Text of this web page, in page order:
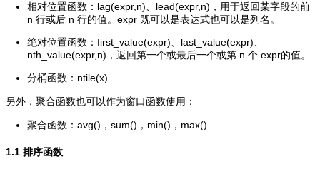
相对位置函数：lag(expr,n)、lead(expr,n)，用于返回某字段的前
n 行或后 n 行的值。expr 既可以是表达式也可以是列名。
绝对位置函数：first_value(expr)、last_value(expr)、
nth_value(expr,n)，返回第一个或最后一个或第 n 个 expr的值。
分桶函数：ntile(x)
另外，聚合函数也可以作为窗口函数使用：
聚合函数：avg()，sum()，min()，max()
1.1 排序函数